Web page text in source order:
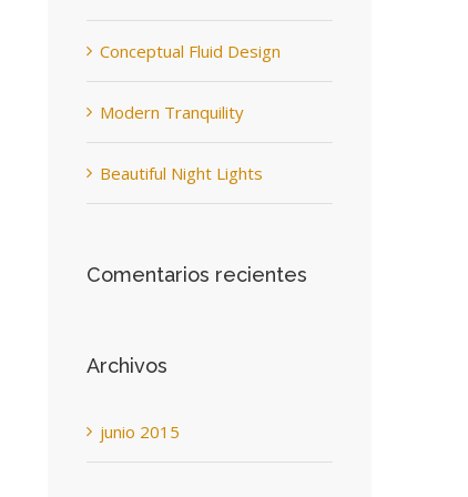
Conceptual Fluid Design
Modern Tranquility
Beautiful Night Lights
Comentarios recientes
Archivos
junio 2015